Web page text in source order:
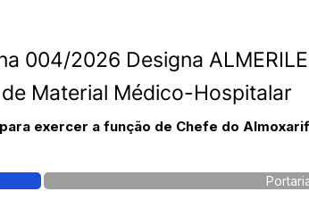
004/2026 Designa
Material Médico-Hospitalar
exercer a função de Chefe do